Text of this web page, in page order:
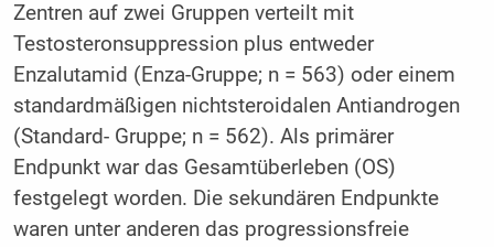
Zentren auf zwei Gruppen verteilt mit
Testosteronsuppression plus entweder
Enzalutamid (Enza-Gruppe; n = 563) oder einem
standardmäßigen nichtsteroidalen Antiandrogen
(Standard- Gruppe; n = 562). Als primärer
Endpunkt war das Gesamtüberleben (OS)
festgelegt worden. Die sekundären Endpunkte
waren unter anderen das progressionsfreie